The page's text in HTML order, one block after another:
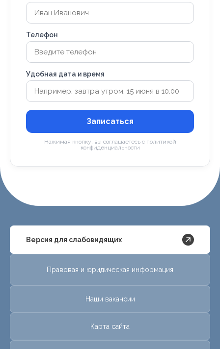
Телефон
Удобная дата и время
Записаться
Нажимая кнопку, вы соглашаетесь с политикой
конфиденциальности
Версия для слабовидящих
Правовая и юридическая информация
Наши вакансии
Карта сайта